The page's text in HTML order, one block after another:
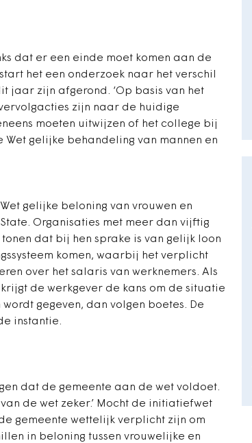
dat er een einde moet komen aan de
het een onderzoek naar het verschil
jaar zijn afgerond. ‘Op basis van het
zijn naar de huidige
moeten uitwijzen of het college bij
gelijke behandeling van mannen en
gelijke beloning van vrouwen en
Organisaties met meer dan vijftig
dat bij hen sprake is van gelijk loon
komen, waarbij het verplicht
over het salaris van werknemers. Als
de werkgever de kans om de situatie
gegeven, dan volgen boetes. De
instantie.
dat de gemeente aan de wet voldoet.
de wet zeker.’ Mocht de initiatiefwet
gemeente wettelijk verplicht zijn om
in beloning tussen vrouwelijke en